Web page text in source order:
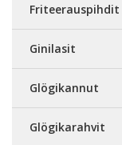
Friteerauspihdit
Ginilasit
Glögikannut
Glögikarahvit